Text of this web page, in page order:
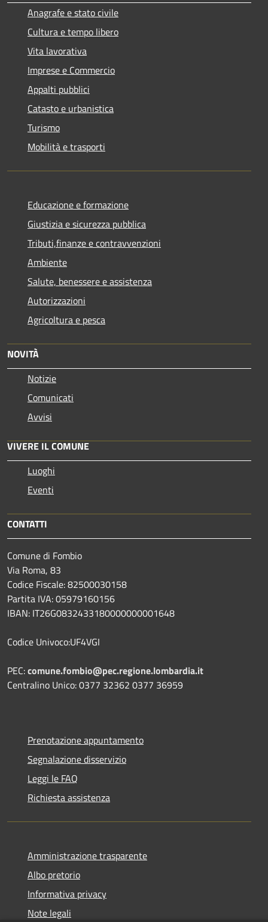
Anagrafe e stato civile
Cultura e tempo libero
Vita lavorativa
Imprese e Commercio
Appalti pubblici
Catasto e urbanistica
Turismo
Mobilità e trasporti
Educazione e formazione
Giustizia e sicurezza pubblica
Tributi,finanze e contravvenzioni
Ambiente
Salute, benessere e assistenza
Autorizzazioni
Agricoltura e pesca
NOVITÀ
Notizie
Comunicati
Avvisi
VIVERE IL COMUNE
Luoghi
Eventi
CONTATTI
Comune di Fombio
Via Roma, 83
Codice Fiscale: 82500030158
Partita IVA: 05979160156
IBAN: IT26G0832433180000000001648
Codice Univoco:UF4VGI
PEC:comune.fombio@pec.regione.lombardia.it
Centralino Unico: 0377 32362 0377 36959
Prenotazione appuntamento
Segnalazione disservizio
Leggi le FAQ
Richiesta assistenza
Amministrazione trasparente
Albo pretorio
Informativa privacy
Note legali